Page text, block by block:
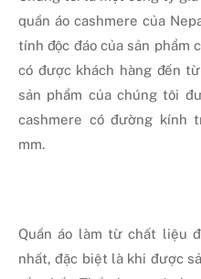
quần áo cashmere của
tính độc đáo của sản phẩm
có được khách hàng đến
sản phẩm của chúng tôi
cashmere có đường kính
mm.
Quần áo làm từ chất liệu
nhất, đặc biệt là khi được